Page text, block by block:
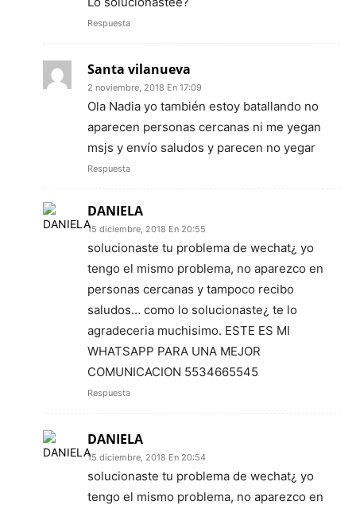
Respuesta
Santa vilanueva
2 noviembre, 2018 En 17:09
Ola Nadia yo también estoy batallando no
aparecen personas cercanas ni me yegan
msjs y envío saludos y parecen no yegar
Respuesta
DANIELA
15 diciembre, 2018 En 20:55
solucionaste tu problema de wechat¿ yo
tengo el mismo problema, no aparezco en
personas cercanas y tampoco recibo
saludos… como lo solucionaste¿ te lo
agradeceria muchisimo. ESTE ES MI
WHATSAPP PARA UNA MEJOR
COMUNICACION 5534665545
Respuesta
DANIELA
15 diciembre, 2018 En 20:54
solucionaste tu problema de wechat¿ yo
tengo el mismo problema, no aparezco en